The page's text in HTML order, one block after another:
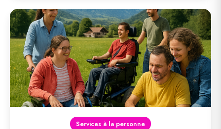
Services à la personne